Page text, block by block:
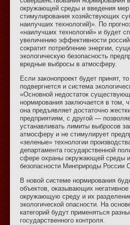
окружающей среды и введения мер
стимулирования хозяйствующих
наилучших технологий)». По
«наилучших технологий» и будет
увеличению эффективности
сократит потребление энергии,
экологическую безопасность
вредные выбросы в атмосферу.
Если законопроект будет принят,
подвергнется и система
«Основной недостаток
нормирования заключается в том,
она предъявляет достаточно
предприятиям, с другой —
устанавливать лимиты выбросов
атмосферу и не стимулирует
«зеленые» технологии
департамента государственной
сфере охраны окружающей среды и
безопасности Минприроды России
В новой системе нормирования
объектов, оказывающих
окружающую среду и их
экологической опасности. На
категорий будут применяться
государственного контроля.